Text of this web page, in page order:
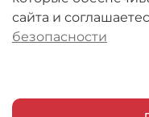
О компании
Мои заказы
сайта и
безопасности